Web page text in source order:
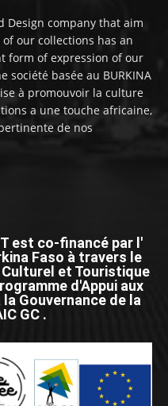
Design company that aim
our collections has an
form of expression of our
société basée au BURKINA
à promouvoir la culture
a une touche africaine,
de nos
est co-financé par l'
Faso à travers le
et Touristique
d'Appui aux
Gouvernance de la
GC .